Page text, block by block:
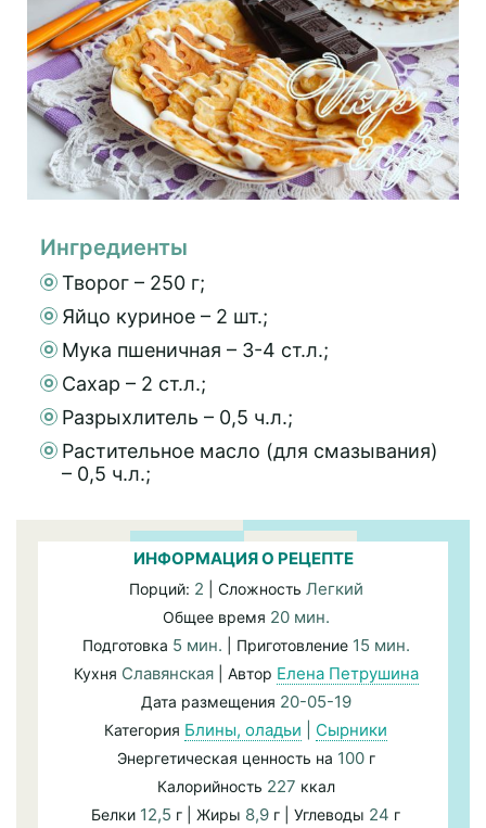
Ингредиенты
Творог – 250 г;
Яйцо куриное – 2 шт.;
Мука пшеничная – 3-4 ст.л.;
Сахар – 2 ст.л.;
Разрыхлитель – 0,5 ч.л.;
Растительное масло (для смазывания)
– 0,5 ч.л.;
ИНФОРМАЦИЯ О РЕЦЕПТЕ
Порций: 2 | Сложность Легкий
Общее время 20 мин.
Подготовка 5 мин. | Приготовление 15 мин.
Кухня Славянская| Автор Елена Петрушина
Дата размещения 20-05-19
Категория Блины, оладьи Сырники
Энергетическая ценность на 100г
Калорийность 227 ккал
Белки 12,5 г | Жиры 8,9 г | Углеводы 24 г